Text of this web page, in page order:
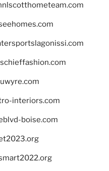
interiors.com
boise.com